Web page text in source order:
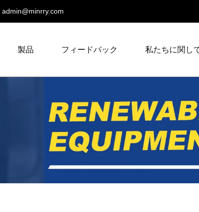
admin@minrry.com
製品 フィードバック 私たちに関し